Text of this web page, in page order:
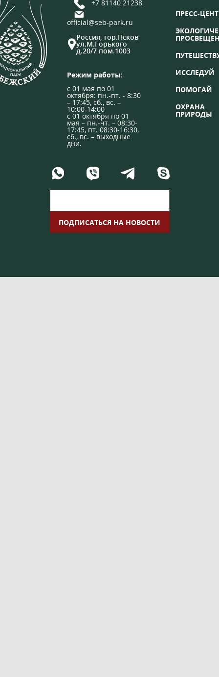
+7 81140 21238
official@seb-park.ru
Россия, гор.Псков
ул.М.Горького
д.20/7 пом.1003
Режим работы:
с 01 мая по 01
октября: пн.-пт. - 8:30
– 17:45, сб., вс. –
10:00-14:00
с 01 октября по 01
мая – пн.-чт. – 08:30-
17:45, пт. 08:30-16:30,
сб., вс. – выходные
дни.
ПРЕСС-
ИССЛЕДУЙ
ПОМОГАЙ
ОХРАНА
ПРИРОДЫ